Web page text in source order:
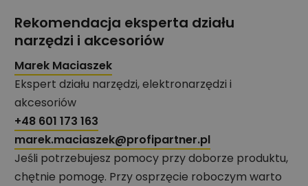
Rekomendacja eksperta działu
narzędzi i akcesoriów
Marek Maciaszek
Ekspert działu narzędzi, elektronarzędzi i
akcesoriów
+48 601 173 163
marek.maciaszek@profipartner.pl
Jeśli potrzebujesz pomocy przy doborze produktu,
chętnie pomogę. Przy osprzęcie roboczym warto